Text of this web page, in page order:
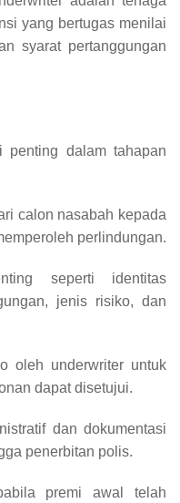
yang bertugas menilai
syarat pertanggungan
penting dalam tahapan
calon nasabah kepada
perlindungan.
seperti identitas
jenis risiko, dan
oleh underwriter untuk
dapat disetujui.
dan dokumentasi
penerbitan polis.
premi awal telah